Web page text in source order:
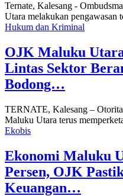
Ternate, Kalesang -
Utara melakukan
Hukum dan Kriminal
OJK Maluku
Lintas Sektor
Bodong…
TERNATE, Kalesang –
Maluku Utara terus
Ekobis
Ekonomi Maluku
Persen, OJK
Keuangan…